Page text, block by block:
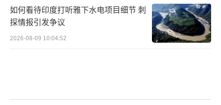
如何看待印度打听雅下水电项目细节 刺
探情报引发争议
2026-08-09 10:04:52